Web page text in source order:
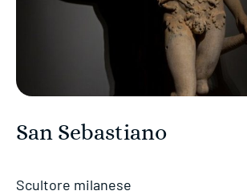
San Sebastiano
Scultore milanese